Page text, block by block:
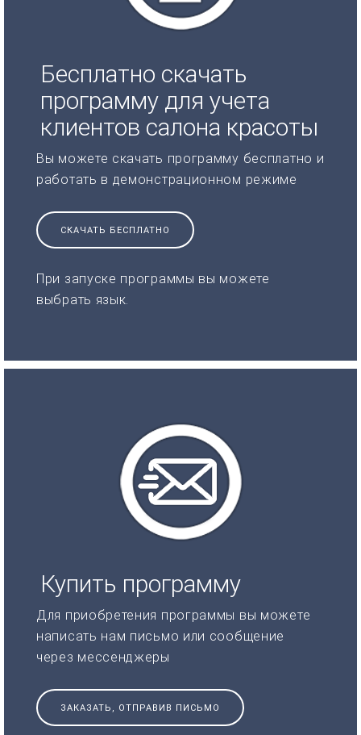
Бесплатно скачать
программу для учета
клиентов салона красоты
Вы можете скачать программу бесплатно и
работать в демонстрационном режиме
СКАЧАТЬ БЕСПЛАТНО
При запуске программы вы можете
выбрать язык.
Купить программу
Для приобретения программы вы можете
написать нам письмо или сообщение
через мессенджеры
ЗАКАЗАТЬ, ОТПРАВИВ ПИСЬМО